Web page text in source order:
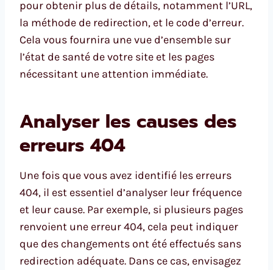
pour obtenir plus de détails, notamment l’URL,
la méthode de redirection, et le code d’erreur.
Cela vous fournira une vue d’ensemble sur
l’état de santé de votre site et les pages
nécessitant une attention immédiate.
Analyser les causes des
erreurs 404
Une fois que vous avez identifié les erreurs
404, il est essentiel d’analyser leur fréquence
et leur cause. Par exemple, si plusieurs pages
renvoient une erreur 404, cela peut indiquer
que des changements ont été effectués sans
redirection adéquate. Dans ce cas, envisagez